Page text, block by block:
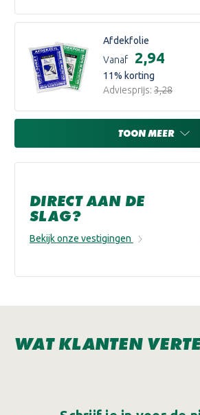
Afdekfolie
Vanaf
€2,94
11% korting
Adviesprijs: €3,28
TOON MEER
DIRECT AAN DE
SLAG?
Bekijk onze vestigingen
WAT KLANTEN